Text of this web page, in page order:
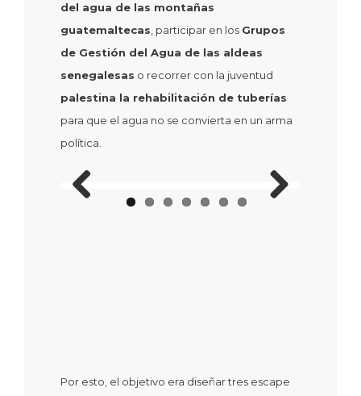
del agua de las montañas
guatemaltecas, participar en los Grupos
de Gestión del Agua de las aldeas
senegalesas o recorrer con la juventud
palestina la rehabilitación de tuberías
para que el agua no se convierta en un arma
política.
Por esto, el objetivo era diseñar tres escape